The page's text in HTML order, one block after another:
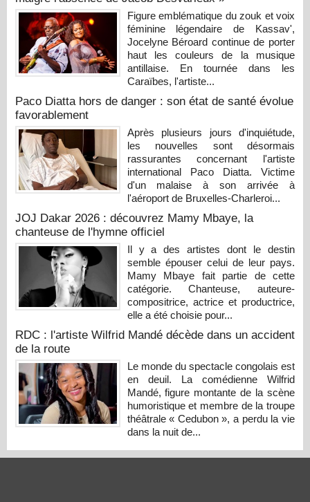
Figure emblématique du zouk et voix
féminine légendaire de Kassav',
Jocelyne Béroard continue de porter
haut les couleurs de la musique
antillaise. En tournée dans les
Caraïbes, l'artiste...
Paco Diatta hors de danger : son état de santé évolue
favorablement
Après plusieurs jours d'inquiétude,
les nouvelles sont désormais
rassurantes concernant l'artiste
international Paco Diatta. Victime
d'un malaise à son arrivée à
l'aéroport de Bruxelles-Charleroi...
JOJ Dakar 2026 : découvrez Mamy Mbaye, la
chanteuse de l'hymne officiel
Il y a des artistes dont le destin
semble épouser celui de leur pays.
Mamy Mbaye fait partie de cette
catégorie. Chanteuse, auteure-
compositrice, actrice et productrice,
elle a été choisie pour...
RDC : l'artiste Wilfrid Mandé décède dans un accident
de la route
Le monde du spectacle congolais est
en deuil. La comédienne Wilfrid
Mandé, figure montante de la scène
humoristique et membre de la troupe
théâtrale « Cedubon », a perdu la vie
dans la nuit de...